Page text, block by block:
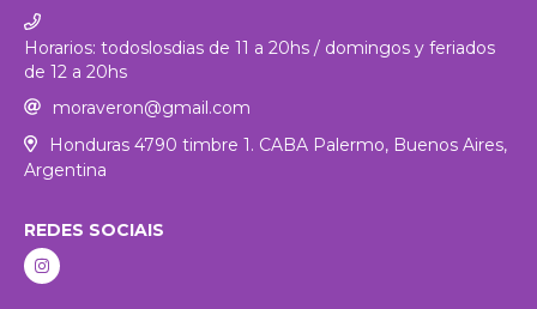
Horarios: todoslosdias de 11 a 20hs / domingos y feriados
de 12 a 20hs
moraveron@gmail.com
Honduras 4790 timbre 1. CABA Palermo, Buenos Aires,
Argentina
REDES SOCIAIS